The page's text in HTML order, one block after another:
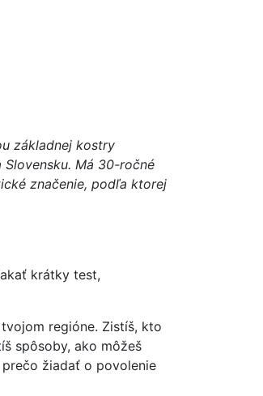
základnej kostry
Má 30-ročné
značenie, podľa ktorej
krátky test,
regióne. Zistíš, kto
spôsoby, ako môžeš
žiadať o povolenie